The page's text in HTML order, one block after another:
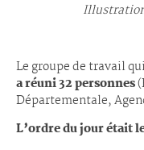
Le groupe de travail
a réuni 32 personnes
Départementale,
L’ordre du jour était